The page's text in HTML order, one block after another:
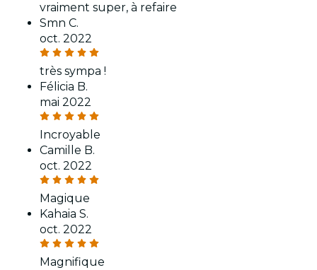
vraiment super, à refaire
Smn C.
oct. 2022
très sympa !
Félicia B.
mai 2022
Incroyable
Camille B.
oct. 2022
Magique
Kahaia S.
oct. 2022
Magnifique